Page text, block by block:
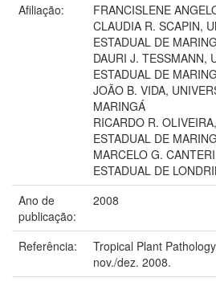
Afiliação:
FRANCISLENE
CLAUDIA R. SCAPIN,
ESTADUAL DE
DAURI J. TESSMANN,
ESTADUAL DE
JOÃO B. VIDA,
MARINGÁ
RICARDO R.
ESTADUAL DE
MARCELO G.
ESTADUAL DE
Ano de
publicação:
2008
Referência:
Tropical Plant
nov./dez. 2008.